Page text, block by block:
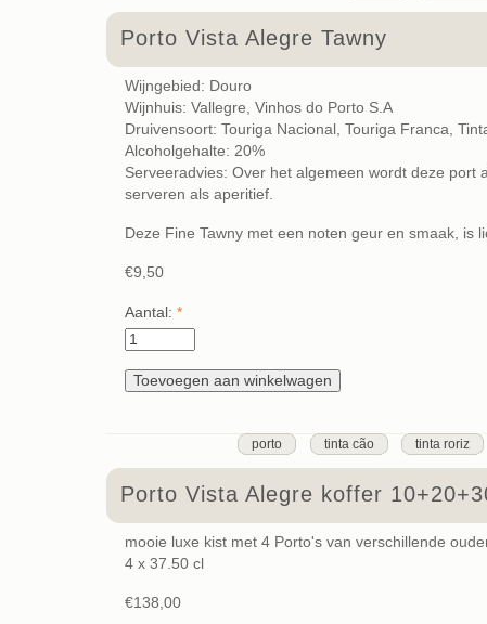
Porto Vista Alegre Tawny
Wijngebied: Douro
Wijnhuis: Vallegre, Vinhos do Porto S.A
Druivensoort: Touriga Nacional, Touriga Franca,
Alcoholgehalte: 20%
Serveeradvies: Over het algemeen wordt deze
serveren als aperitief.
Deze Fine Tawny met een noten geur en smaak, is
€9,50
Aantal: *
porto tinta cão tinta roriz
Porto Vista Alegre koffer
mooie luxe kist met 4 Porto's van verschillende
4 x 37.50 cl
€138,00